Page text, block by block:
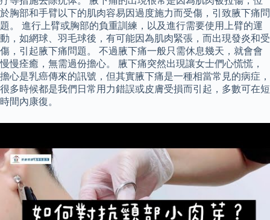
於胸部和手臂以下的肌肉容易因過度施力而受傷，引致腋下痛問
題。 進行上臂或胸部的負重訓練，以及進行需要使用上臂的運
動，如網球、羽毛球後，有可能因為肌肉緊張，而出現發炎和受
傷，引起腋下痛問題。 不過腋下痛一般只需休息幾天，就會會
慢慢痊癒，無需過份擔心。 腋下痛突然出現讓女士們心慌慌，
擔心是乳癌傳來的訊號，但其實腋下痛是一種相當常見的病症，
很多時候都是我們日常用力錯誤或皮膚受損而引起，多數可在短
時間內康復。